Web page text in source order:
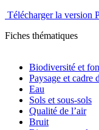
Télécharger la version
Fiches thématiques
Biodiversité et
Paysage et cadre
Eau
Sols et sous-sols
Qualité de l’air
Bruit